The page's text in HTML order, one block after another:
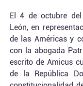
El 4 de octubre
León, en
de las Américas y
con la abogada
escrito de Amicus
de la República